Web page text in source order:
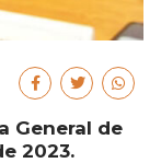
General de
2023.